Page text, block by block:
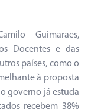
Guimaraes,
Docentes e das
países, como o
à proposta
governo já estuda
recebem 38%